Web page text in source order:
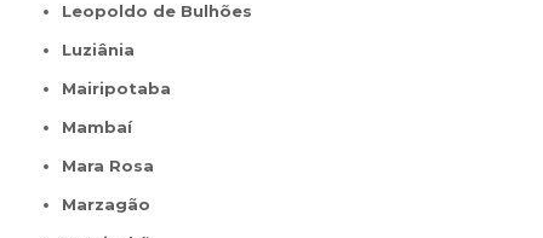
Leopoldo de Bulhões
Luziânia
Mairipotaba
Mambaí
Mara Rosa
Marzagão